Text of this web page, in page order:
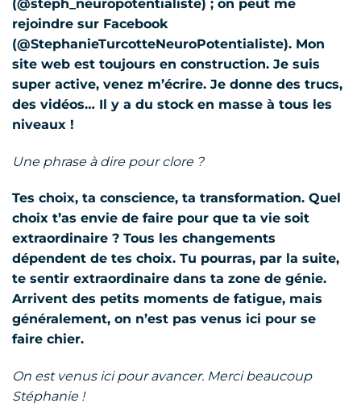
(@steph_neuropotentialiste) ; on peut me
rejoindre sur Facebook
(@StephanieTurcotteNeuroPotentialiste). Mon
site web est toujours en construction. Je suis
super active, venez m’écrire. Je donne des trucs,
des vidéos… Il y a du stock en masse à tous les
niveaux !
Une phrase à dire pour clore ?
Tes choix, ta conscience, ta transformation. Quel
choix t’as envie de faire pour que ta vie soit
extraordinaire ? Tous les changements
dépendent de tes choix. Tu pourras, par la suite,
te sentir extraordinaire dans ta zone de génie.
Arrivent des petits moments de fatigue, mais
généralement, on n’est pas venus ici pour se
faire chier.
On est venus ici pour avancer. Merci beaucoup
Stéphanie !